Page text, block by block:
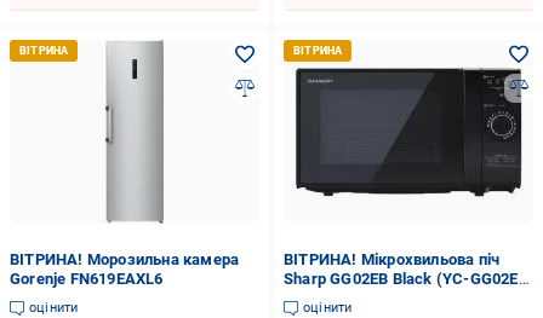
ВІТРИНА! Морозильна камера
Gorenje FN619EAXL6
оцінити
ВІТРИНА! Мікрохвильова піч
Sharp GG02EB Black (YC-GG02E-
B)
оцінити